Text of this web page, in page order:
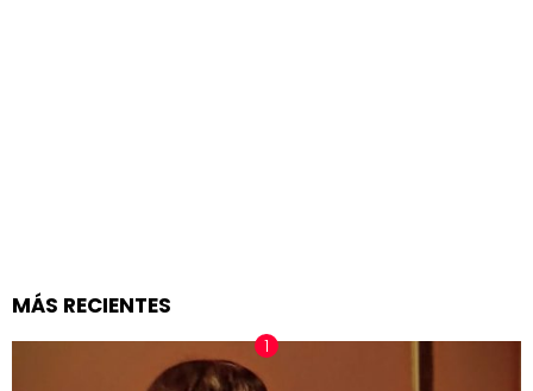
MÁS RECIENTES